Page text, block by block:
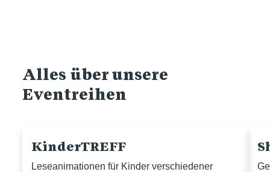
Alles über unsere
Eventreihen
KinderTREFF
Leseanimationen für Kinder verschiedener